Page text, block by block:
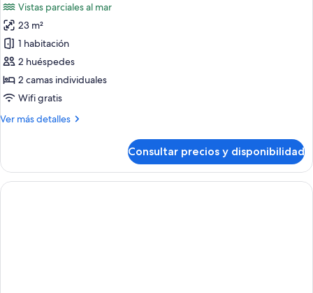
fotos
de
Habitación
superior
con
2
individuales,
parciales
al
Vistas parciales al mar
23 m²
1 habitación
2 huéspedes
2 camas individuales
Wifi gratis
Ver más detalles
Más
superior
con
2
Consultar precios y disponibilidad